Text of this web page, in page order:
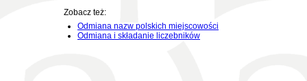
Zobacz też:
Odmiana nazw polskich miejscowości
Odmiana i składanie liczebników